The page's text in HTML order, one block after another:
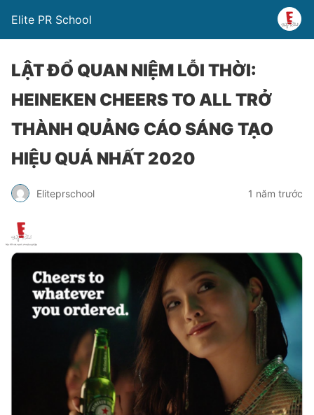
Elite PR School
LẬT ĐỔ QUAN NIỆM LỖI THỜI:
HEINEKEN CHEERS TO ALL TRỞ
THÀNH QUẢNG CÁO SÁNG TẠO
HIỆU QUÁ NHẤT 2020
Eliteprschool 1 năm trước